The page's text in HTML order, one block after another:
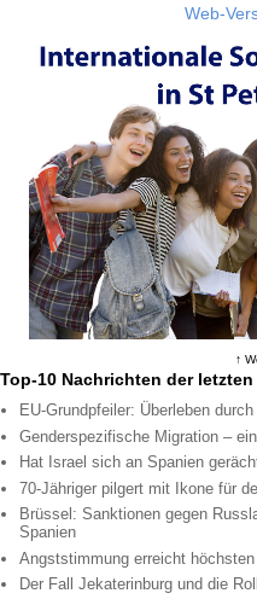
Web-
↑
Top-10 Nachrichten der letzten
EU-Grundpfeiler: Überleben
Genderspezifische Migration –
Hat Israel sich an Spanien
70-Jähriger pilgert mit Ikone für
Brüssel: Sanktionen gegen
Spanien
Angststimmung erreicht
Der Fall Jekaterinburg und die